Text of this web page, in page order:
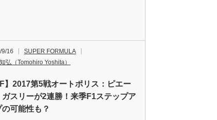
16
SUPER FORMULA
弘（Tomohiro Yoshita）
】2017第5戦オートポリス：ピエー
ガスリーが2連勝！来季F1ステップア
の可能性も？